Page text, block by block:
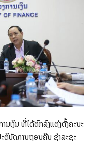
ເງິນ ທີ່ໄດ້ຕົກລົງແຕ່ງຕັ້ງຄະນະ
ຕິບັດການຖອນຄືນ ຊໍາລະຊະ